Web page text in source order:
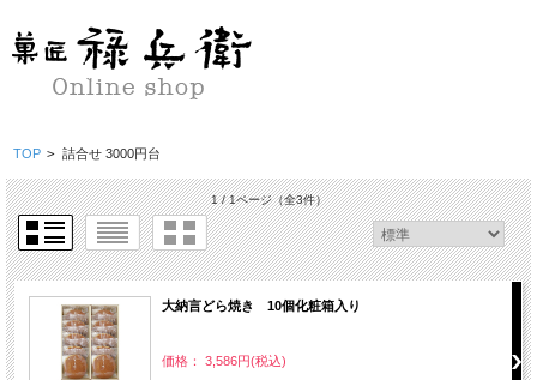
TOP > 詰合せ 3000円台
1 / 1ページ（全3件）
大納言どら焼き 10個化粧箱入り
価格： 3,586円(税込)